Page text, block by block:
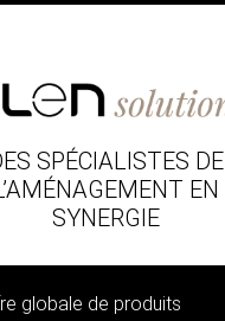
SPÉCIALISTES DE
EN
SYNERGIE
globale de produits